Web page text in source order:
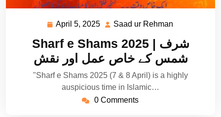
April 5, 2025 April
2025
Saad ur Rehman
Rehman
Sharf e Shams 2025 | شرف
شمس کے خاص عمل اور نقش
"Sharf e Shams 2025 (7 & 8 April) is a highly
auspicious time in Islamic…
0 Comments